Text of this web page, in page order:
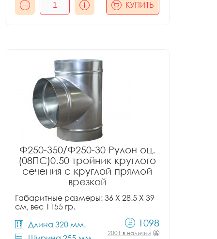
КУПИТЬ
Ф250-350/Ф250-30 Рулон оц.
(08ПС)0.50 тройник круглого
сечения с круглой прямой
врезкой
Габаритные размеры: 36 X 28.5 X 39
см, вес 1155 гр.
Длина 320 мм.
1098
200+ в наличии